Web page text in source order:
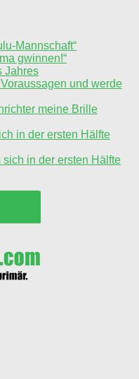
Mannschaft“
gwinnen!“
Jahres
und werde
meine Brille
in der ersten Hälfte
sich in der ersten Hälfte